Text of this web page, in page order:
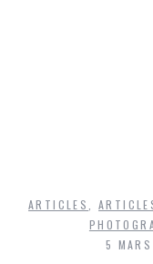
ARTICLES ,
5